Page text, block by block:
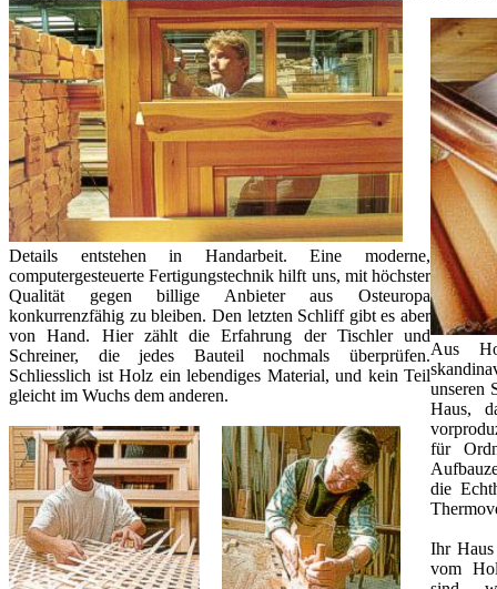
Details entstehen in Handarbeit. Eine moderne,
computergesteuerte Fertigungstechnik hilft uns, mit höchster
Qualität gegen billige Anbieter aus Osteuropa
konkurrenzfähig zu bleiben. Den letzten Schliff gibt es aber
von Hand. Hier zählt die Erfahrung der Tischler und
Schreiner, die jedes Bauteil nochmals überprüfen.
Schliesslich ist Holz ein lebendiges Material, und kein Teil
gleicht im Wuchs dem anderen.
Aus
unseren
Haus,
für
die
Ihr Haus
vom